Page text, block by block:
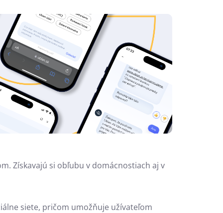
Získavajú si obľubu v domácnostiach aj v
siete, pričom umožňuje užívateľom